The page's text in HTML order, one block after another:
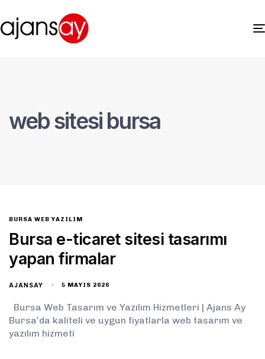
web sitesi bursa
BURSA WEB YAZILIM
Bursa e-ticaret sitesi tasarımı
yapan firmalar
AJANSAY 5 MAYIS 2026
Bursa Web Tasarım ve Yazılım Hizmetleri | Ajans Ay
Bursa’da kaliteli ve uygun fiyatlarla web tasarım ve
yazılım hizmeti